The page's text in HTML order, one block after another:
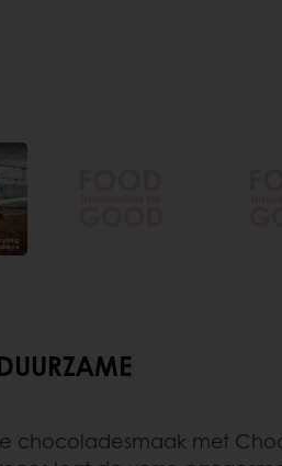
chocoladesmaak met